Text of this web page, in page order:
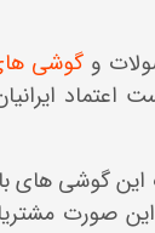
گوشی
گوشی های
صورت